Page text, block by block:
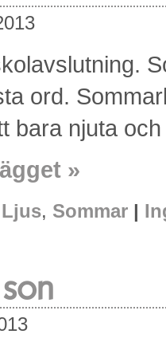
ord.
bara njuta
»
Ljus, Sommar |